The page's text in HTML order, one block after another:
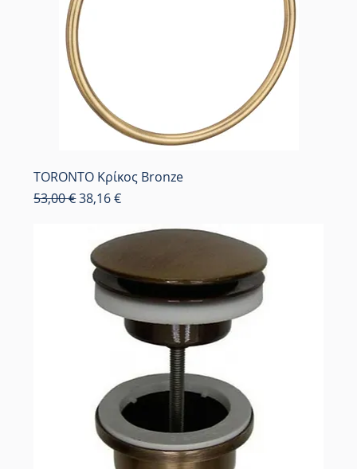
TORONTO Κρίκος Bronze
Κανονική τιμή
53,00 €Τιμή Έκπτωσης
38,16 €